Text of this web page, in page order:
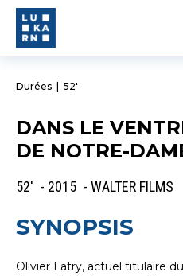
Durées 52'
DANS LE
DE NOTRE-
52' - 2015 - WALTER FILMS
SYNOPSIS
Olivier Latry, actuel titulaire